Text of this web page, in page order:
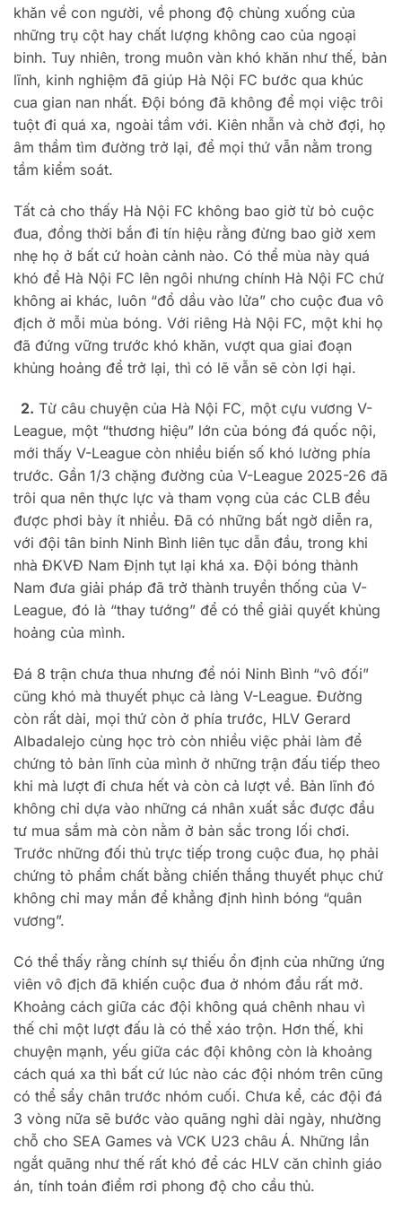
khăn về con người, về phong độ chùng xuống của
những trụ cột hay chất lượng không cao của ngoại
binh. Tuy nhiên, trong muôn vàn khó khăn như thế, bản
lĩnh, kinh nghiệm đã giúp Hà Nội FC bước qua khúc
cua gian nan nhất. Đội bóng đã không để mọi việc trôi
tuột đi quá xa, ngoài tầm với. Kiên nhẫn và chờ đợi, họ
âm thầm tìm đường trở lại, để mọi thứ vẫn nằm trong
tầm kiểm soát.
Tất cả cho thấy Hà Nội FC không bao giờ từ bỏ cuộc
đua, đồng thời bắn đi tín hiệu rằng đừng bao giờ xem
nhẹ họ ở bất cứ hoàn cảnh nào. Có thể mùa này quá
khó để Hà Nội FC lên ngôi nhưng chính Hà Nội FC chứ
không ai khác, luôn “đổ dầu vào lửa” cho cuộc đua vô
địch ở mỗi mùa bóng. Với riêng Hà Nội FC, một khi họ
đã đứng vững trước khó khăn, vượt qua giai đoạn
khủng hoảng để trở lại, thì có lẽ vẫn sẽ còn lợi hại.
2. Từ câu chuyện của Hà Nội FC, một cựu vương V-
League, một “thương hiệu” lớn của bóng đá quốc nội,
mới thấy V-League còn nhiều biến số khó lường phía
trước. Gần 1/3 chặng đường của V-League 2025-26 đã
trôi qua nên thực lực và tham vọng của các CLB đều
được phơi bày ít nhiều. Đã có những bất ngờ diễn ra,
với đội tân binh Ninh Bình liên tục dẫn đầu, trong khi
nhà ĐKVĐ Nam Định tụt lại khá xa. Đội bóng thành
Nam đưa giải pháp đã trở thành truyền thống của V-
League, đó là “thay tướng” để có thể giải quyết khủng
hoảng của mình.
Đá 8 trận chưa thua nhưng để nói Ninh Bình “vô đối”
cũng khó mà thuyết phục cả làng V-League. Đường
còn rất dài, mọi thứ còn ở phía trước, HLV Gerard
Albadalejo cùng học trò còn nhiều việc phải làm để
chứng tỏ bản lĩnh của mình ở những trận đấu tiếp theo
khi mà lượt đi chưa hết và còn cả lượt về. Bản lĩnh đó
không chỉ dựa vào những cá nhân xuất sắc được đầu
tư mua sắm mà còn nằm ở bản sắc trong lối chơi.
Trước những đối thủ trực tiếp trong cuộc đua, họ phải
chứng tỏ phẩm chất bằng chiến thắng thuyết phục chứ
không chỉ may mắn để khẳng định hình bóng “quân
vương”.
Có thể thấy rằng chính sự thiếu ổn định của những ứng
viên vô địch đã khiến cuộc đua ở nhóm đầu rất mở.
Khoảng cách giữa các đội không quá chênh nhau vì
thế chỉ một lượt đấu là có thể xáo trộn. Hơn thế, khi
chuyện mạnh, yếu giữa các đội không còn là khoảng
cách quá xa thì bất cứ lúc nào các đội nhóm trên cũng
có thể sẩy chân trước nhóm cuối. Chưa kể, các đội đá
3 vòng nữa sẽ bước vào quãng nghỉ dài ngày, nhường
chỗ cho SEA Games và VCK U23 châu Á. Những lần
ngắt quãng như thế rất khó để các HLV căn chỉnh giáo
án, tính toán điểm rơi phong độ cho cầu thủ.